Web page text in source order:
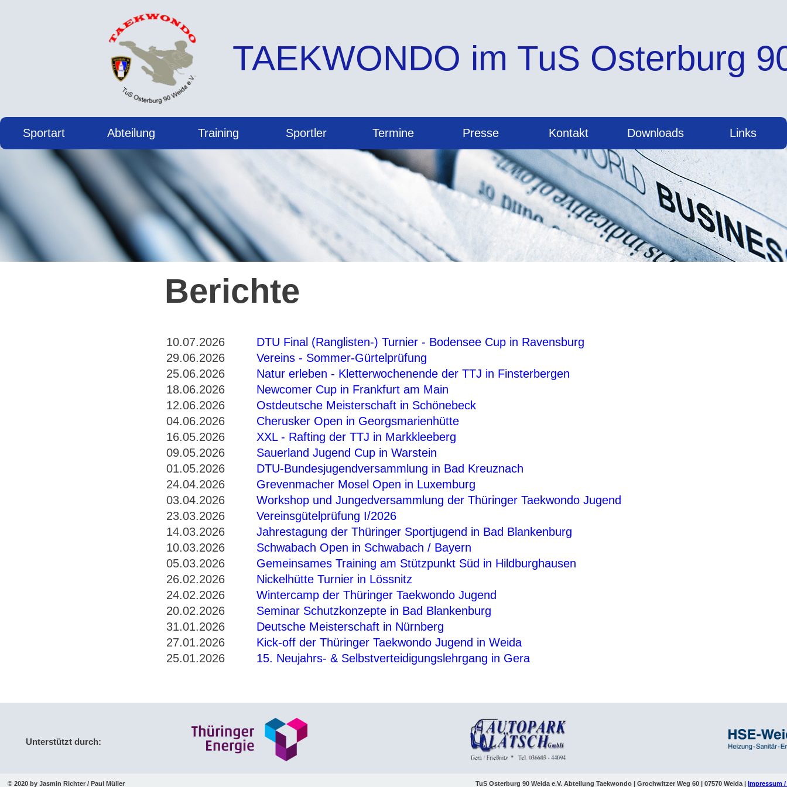
TAEKWONDO im TuS Osterburg
Sportart Abteilung
Informationen zur Abteilung
Vereinsbekleidung
Training Sportler
Allgemein
Termine Presse
Berichte
Bilder
Kontakt Downloads
Taekwondo Team Weida
Taekwondo Union Thüringen
Deutsche Taekwondo Union
Links
Berichte
10.07.2026
DTU Final (Ranglisten-) Turnier - Bodensee Cup in Ravensburg
29.06.2026
Vereins - Sommer-Gürtelprüfung
25.06.2026
Natur erleben - Kletterwochenende der TTJ in Finsterbergen
18.06.2026
Newcomer Cup in Frankfurt am Main
12.06.2026
Ostdeutsche Meisterschaft in Schönebeck
04.06.2026
Cherusker Open in Georgsmarienhütte
16.05.2026
XXL - Rafting der TTJ in Markkleeberg
09.05.2026
Sauerland Jugend Cup in Warstein
01.05.2026
DTU-Bundesjugendversammlung in Bad Kreuznach
24.04.2026
Grevenmacher Mosel Open in Luxemburg
03.04.2026
Workshop und Jungedversammlung der Thüringer Taekwondo Jugend
23.03.2026
Vereinsgütelprüfung I/2026
14.03.2026
Jahrestagung der Thüringer Sportjugend in Bad Blankenburg
10.03.2026
Schwabach Open in Schwabach / Bayern
05.03.2026
Gemeinsames Training am Stützpunkt Süd in Hildburghausen
26.02.2026
Nickelhütte Turnier in Lössnitz
24.02.2026
Wintercamp der Thüringer Taekwondo Jugend
20.02.2026
Seminar Schutzkonzepte in Bad Blankenburg
31.01.2026
Deutsche Meisterschaft in Nürnberg
27.01.2026
Kick-off der Thüringer Taekwondo Jugend in Weida
25.01.2026
15. Neujahrs- & Selbstverteidigungslehrgang in Gera
Unterstützt durch:
© 2020 by Jasmin Richter / Paul Müller TuS Osterburg 90 Weida e.V. Abteilung Taekwondo | Grochwitzer Weg 60 | 07570 Weida | Impressum